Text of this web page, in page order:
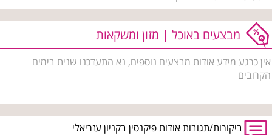
מבצעים באוכל | מזון ומשקאות
אין כרגע מידע אודות מבצעים נוספים, נא התעדכנו שנית בימים
הקרובים
ביקורות/תגובות אודות פיקנסין בקניון עזריאלי